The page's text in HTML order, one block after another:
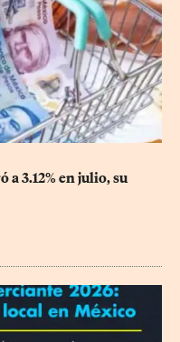
a 3.12% en julio, su